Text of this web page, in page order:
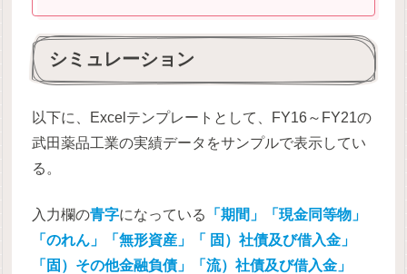
シミュレーション
以下に、Excelテンプレートとして、FY16～FY21の
武田薬品工業の実績データをサンプルで表示してい
る。
入力欄の青字になっている
「期間」「現金同等物」
「のれん」「無形資産」「 固）社債及び借入金」
「固）その他金融負債」「流）社債及び借入金」